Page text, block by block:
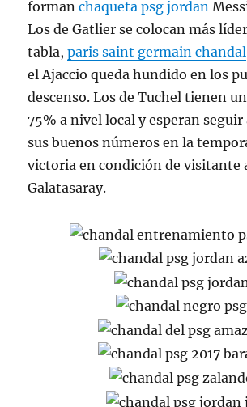
formanchaqueta psg jordan
Los de Gatlier se colocan más
tabla,paris saint germain chandal
el Ajaccio queda hundido en los
descenso. Los de Tuchel tienen
75% a nivel local y esperan
sus buenos números en la
victoria en condición de visitante
Galatasaray.